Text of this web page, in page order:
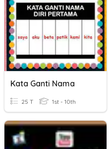
Kata Ganti Nama
25 T 1st - 10th